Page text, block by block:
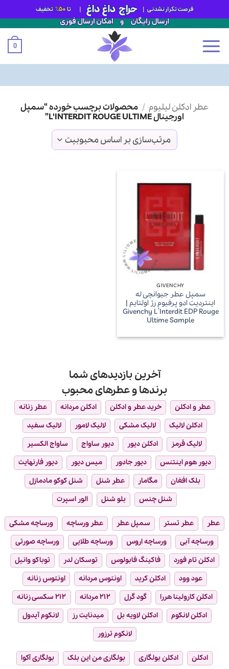
0
عطر ادکلن لیلیوم / محصولات برچسب خورده “سمپل
اورجینال L'INTERDIT ROUGE ULTIME”
GIVENCHY
سمپل عطر جیوانچی له
اینتردیت ادو پرفیوم رژ اولتایم |
Givenchy L’Interdit EDP Rouge
Ultime Sample
آخرین بازدیدهای شما
برندها و عطرهای محبوب
عطر و ادکلن خرید عطر و ادکلن ادکلن مردانه
عطر زنانه
ادکلن لالیک
لالیک مشکی لالیک لامور
لالیک سفید
لالیک قرمز
ادکلن دیور دیور ساواج
ساواج الکسیر
دیور هوم اینتنس
دیور جادور میس دیور
دیور فارنهایت
بلک افغان
مگامار عطر شنل
شنل کوکو مادمازل
شنل چنس
بلو شنل الور اسپرت
عطر عطر تستر سمپل عطر عطر ورساچه
ورساچه مشکی
ورساچه آبی
ورساچه اروس ورساچه طلایی
ورساچه صورتی
ادکلن تام فورد
فاکینگ فابولوس توسکان لدر
توباکو وانیل
عود وود
ادکلن کرید اونتوس مردانه
اونتوس زنانه
ادکلن کارولینا هررا
گود گرل ۲۱۲ مردانه
۲۱۲ سکسی زنانه
ادکلن لانکوم
ادکلن لاویه بل میدنایت رز
لانکوم آیدول
لانکوم ترزور
ادکلن ادکلن بولگاری بولگاری من این بلک
بولگاری آکوا